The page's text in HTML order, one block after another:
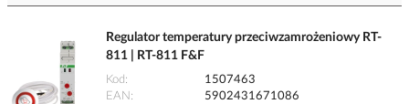
Regulator temperatury przeciwzamrożeniowy RT-
811 | RT-811 F&F
Kod
1507463
EAN
5902431671086